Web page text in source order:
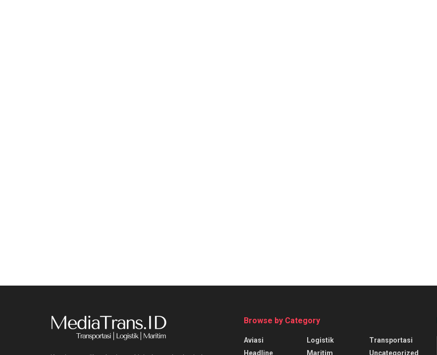
Browse by Category
Aviasi
Headline
Logistik
Maritim
Transportasi
Uncategorized